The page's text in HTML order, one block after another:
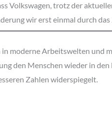
Volkswagen, trotz der
wir erst einmal durch
moderne Arbeitswelten und
den Menschen wieder in
Zahlen widerspiegelt.